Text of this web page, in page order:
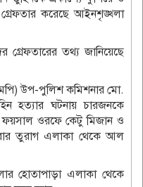
করেছে আইনশৃঙ্খলা
গ্রেফতারের তথ্য জানিয়েছে
উপ-পুলিশ কমিশনার মো.
হত্যার ঘটনায় চারজনকে
ফয়সাল ওরফে কেটু মিজান ও
তুরাগ এলাকা থেকে আল
হোতাপাড়া এলাকা থেকে